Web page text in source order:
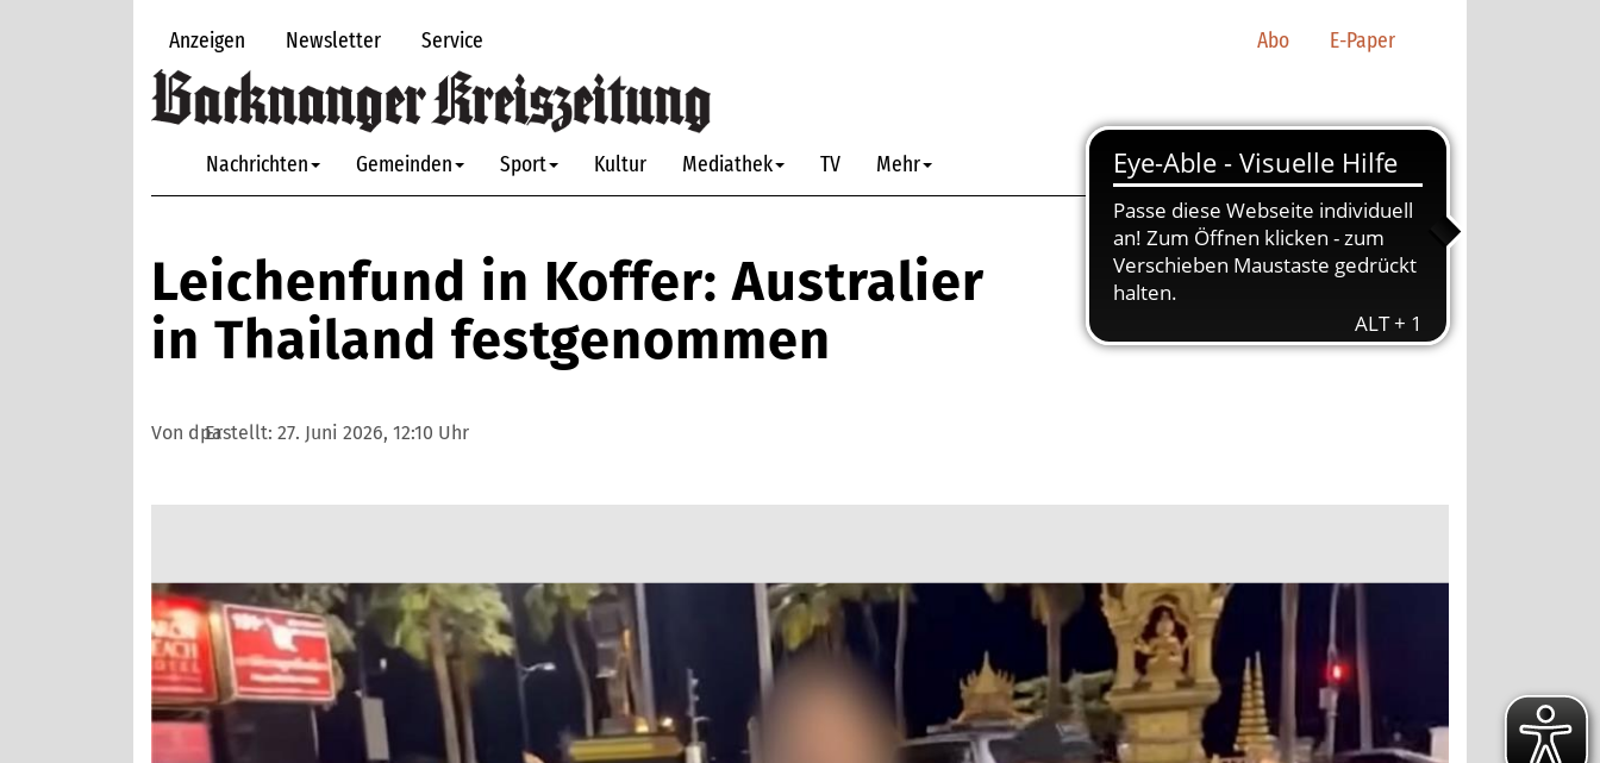
Anzeigen Newsletter Service Abo E-Paper
Nachrichten Gemeinden Sport Kultur Mediathek TV Mehr
Leichenfund in Koffer: Australier
in Thailand festgenommen
Von dpaErstellt: 27. Juni 2026, 12:10 Uhr